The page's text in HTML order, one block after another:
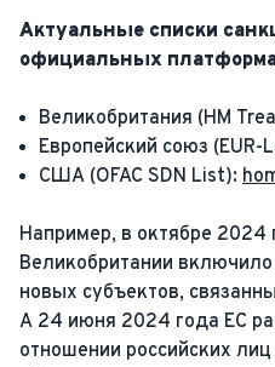
Актуальные списки
официальных
Великобритания (HM
Европейский союз (EUR-
США (OFAC SDN List):
Например, в октябре 2024
Великобритании включило
новых субъектов,
А 24 июня 2024 года ЕС
отношении российских